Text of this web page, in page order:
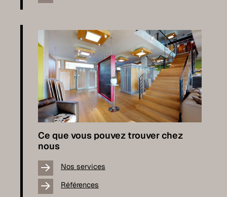
Ce que vous pouvez trouver chez
nous
Nos services
Références